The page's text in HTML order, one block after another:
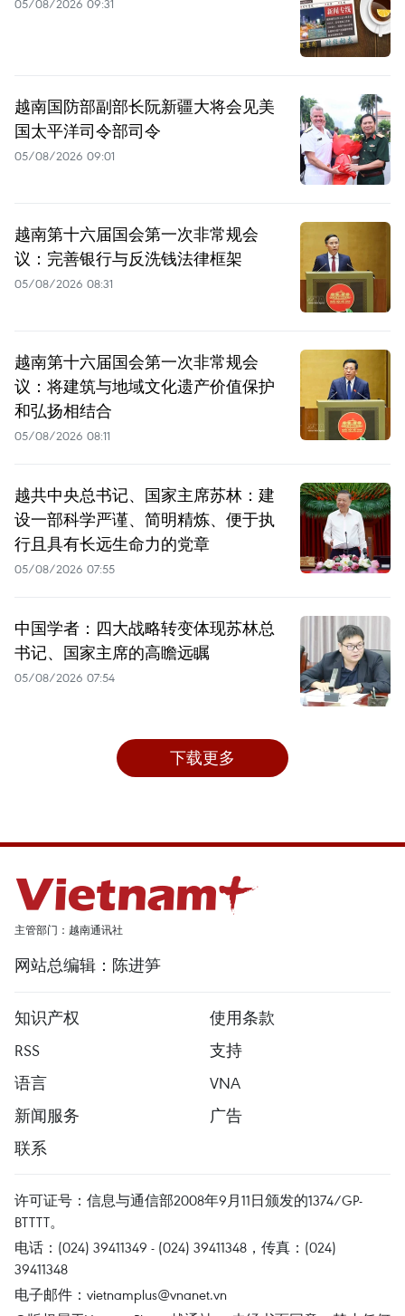
05/08/2026 09:31
越南国防部副部长阮新疆大将会见美
国太平洋司令部司令
05/08/2026 09:01
越南第十六届国会第一次非常规会
议：完善银行与反洗钱法律框架
05/08/2026 08:31
越南第十六届国会第一次非常规会
议：将建筑与地域文化遗产价值保护
和弘扬相结合
05/08/2026 08:11
越共中央总书记、国家主席苏林：建
设一部科学严谨、简明精炼、便于执
行且具有长远生命力的党章
05/08/2026 07:55
中国学者：四大战略转变体现苏林总
书记、国家主席的高瞻远瞩
05/08/2026 07:54
下载更多
主管部门：越南通讯社
网站总编辑：陈进笋
知识产权
使用条款
RSS
支持
语言
VNA
新闻服务
广告
联系
许可证号：信息与通信部2008年9月11日颁发的1374/GP-
BTTTT。
电话：(024) 39411349 - (024) 39411348，传真：(024)
39411348
电子邮件： vietnamplus@vnanet.vn